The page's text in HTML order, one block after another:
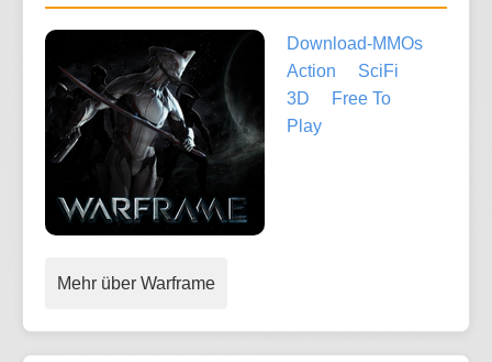
Download-MMOs
Action
SciFi
3D
Free To
Play
Mehr über Warframe